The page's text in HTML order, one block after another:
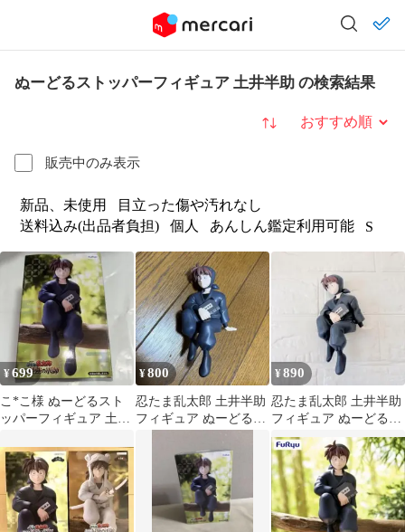
ぬーどるストッパーフィギュア 土井半助 の検索結果
販売中のみ表示
並び替え
新品、未使用
目立った傷や汚れなし
送料込み(出品者負担)
個人 あんしん鑑定利用可能 S
¥699
こ*こ様 ぬーどるスト
ッパーフィギュア 土井
¥800
忍たま乱太郎 土井半助
フィギュア ぬーどるス
¥890
忍たま乱太郎 土井半助
フィギュア ぬーどるス
トッパー 箱無し